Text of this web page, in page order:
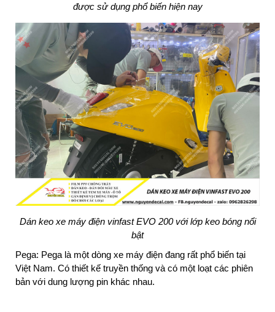
được sử dụng phổ biến hiện nay
Dán keo xe máy điện vinfast EVO 200 với lớp keo bóng nổi
bật
Pega: Pega là một dòng xe máy điện đang rất phổ biến tại
Việt Nam. Có thiết kế truyền thống và có một loạt các phiên
bản với dung lượng pin khác nhau.